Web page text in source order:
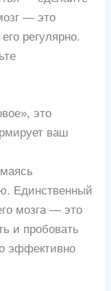
— это
регулярно.
это
ваш
Единственный
мозга — это
и пробовать
эффективно